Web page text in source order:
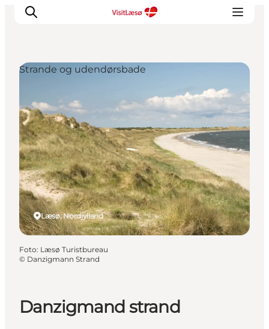
Danzigmand strand
Læsø, Nordjylland
Strande og udendørsbade
Foto: Læsø Turistbureau
© Danzigmann Strand